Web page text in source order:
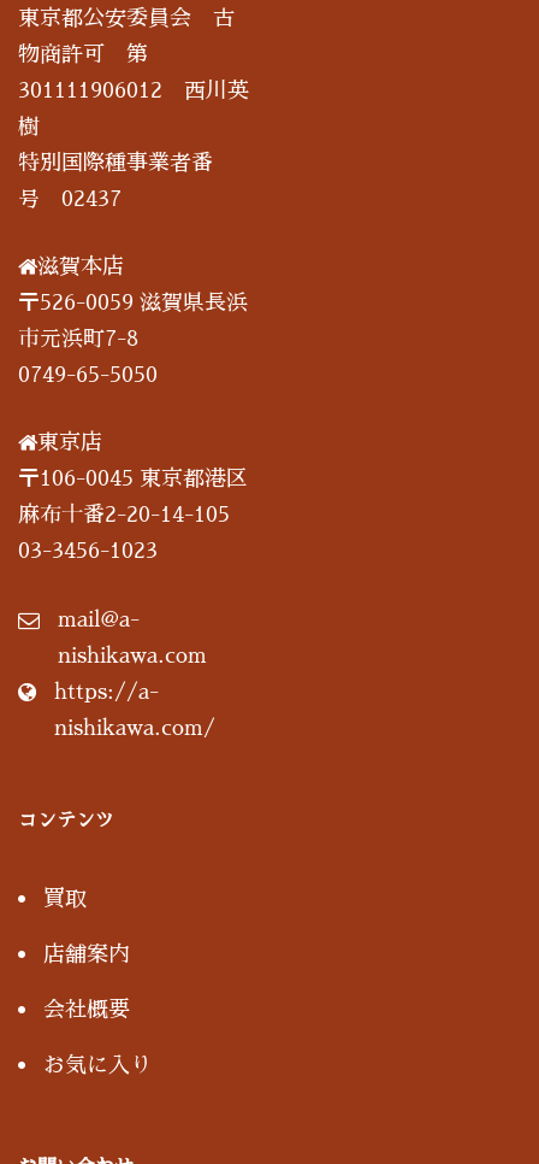
東京都公安委員会 古
物商許可 第
301111906012 西川英
樹
特別国際種事業者番
号 02437
滋賀本店
〒526-0059 滋賀県長浜
市元浜町7-8
0749-65-5050
東京店
〒106-0045 東京都港区
麻布十番2-20-14-105
03-3456-1023
mail@a-
nishikawa.com
https://a-
nishikawa.com/
コンテンツ
買取
店舗案内
会社概要
お気に入り